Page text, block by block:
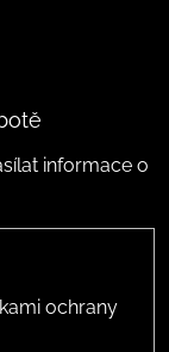
informace o
ochrany